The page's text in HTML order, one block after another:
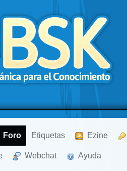
Foro Etiquetas Ezine
Webchat Ayuda